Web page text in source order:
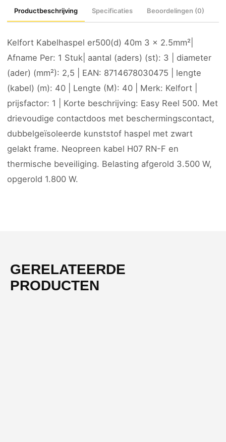
Productbeschrijving Specificaties Beoordelingen (0)
Kelfort Kabelhaspel er500(d) 40m 3 x 2.5mm²|
Afname Per: 1 Stuk| aantal (aders) (st): 3 | diameter
(ader) (mm²): 2,5 | EAN: 8714678030475 | lengte
(kabel) (m): 40 | Lengte (M): 40 | Merk: Kelfort |
prijsfactor: 1 | Korte beschrijving: Easy Reel 500. Met
drievoudige contactdoos met beschermingscontact,
dubbelgeïsoleerde kunststof haspel met zwart
gelakt frame. Neopreen kabel H07 RN-F en
thermische beveiliging. Belasting afgerold 3.500 W,
opgerold 1.800 W.
GERELATEERDE
PRODUCTEN